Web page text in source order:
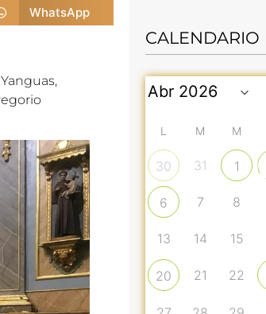
WhatsApp
CALENDARIO
L M M
30 31 1
6 7 8
13 14 15
20 21 22